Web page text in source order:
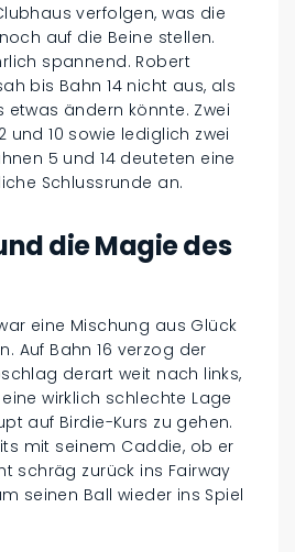
verfolgen, was die
auf die Beine stellen.
spannend. Robert
bis Bahn 14 nicht aus, als
etwas ändern könnte. Zwei
und 10 sowie lediglich zwei
5 und 14 deuteten eine
Schlussrunde an.
die Magie des
eine Mischung aus Glück
Auf Bahn 16 verzog der
derart weit nach links,
wirklich schlechte Lage
auf Birdie-Kurs zu gehen.
mit seinem Caddie, ob er
schräg zurück ins Fairway
seinen Ball wieder ins Spiel